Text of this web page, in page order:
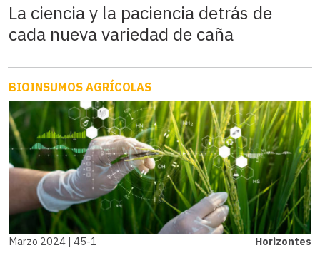
La ciencia y la paciencia detrás de
cada nueva variedad de caña
BIOINSUMOS AGRÍCOLAS
Marzo 2024 | 45-1 Horizontes